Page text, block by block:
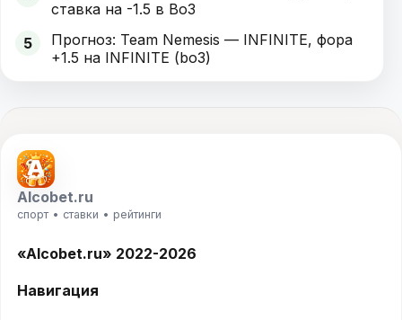
ставка на -1.5 в Bo3
5
Прогноз: Team Nemesis — INFINITE, фора
+1.5 на INFINITE (bo3)
Alcobet.ru
спорт • ставки • рейтинги
«Alcobet.ru» 2022-2026
Навигация